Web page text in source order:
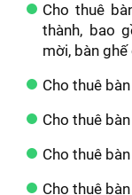
Cho thuê
thành, bao
mời, bàn
Cho thuê
Cho thuê
Cho thuê
Cho thuê